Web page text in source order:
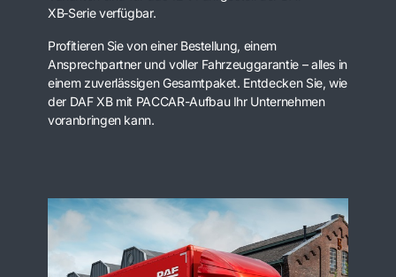
XB‑Serie verfügbar.
Profitieren Sie von einer Bestellung, einem
Ansprechpartner und voller Fahrzeuggarantie – alles in
einem zuverlässigen Gesamtpaket. Entdecken Sie, wie
der DAF XB mit PACCAR-Aufbau Ihr Unternehmen
voranbringen kann.